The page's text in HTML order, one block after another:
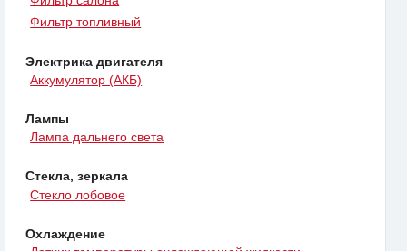
Фильтр топливный
Электрика двигателя
Аккумулятор (АКБ)
Лампы
Лампа дальнего света
Стекла, зеркала
Стекло лобовое
Охлаждение